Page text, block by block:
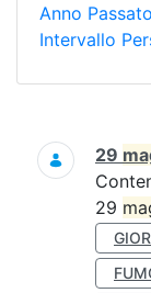
Anno Passato
Intervallo
Ricerca
29
29